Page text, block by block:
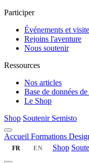
Participer
Événements et
Rejoins l'aventure
Nous soutenir
Ressources
Nos articles
Base de données
Le Shop
Shop Soutenir Semisto
Accueil Formations
FR EN Shop